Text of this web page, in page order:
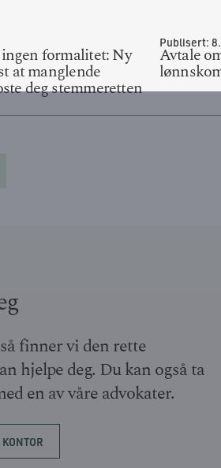
formalitet: Ny
at manglende
deg stemmeretten
Publisert:
Avtale
finner vi den rette
hjelpe deg. Du kan også ta
en av våre advokater.